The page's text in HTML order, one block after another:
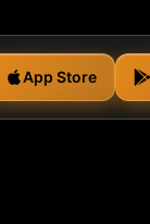
App Store